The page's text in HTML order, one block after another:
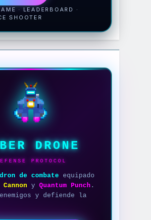
· LEADERBOARD ·
SHOOTER
DRONE
PROTOCOL
dron de combate equipado
Cannon yQuantum Punch .
y defiende la